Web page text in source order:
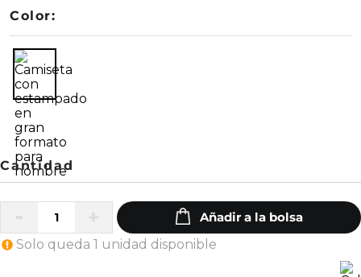
Color:
Solo queda 1 unidad disponible